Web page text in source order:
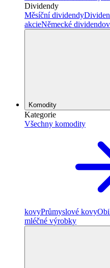
Dividendy
Měsíční dividendy
akcieNěmecké
Komodity
Kategorie
Všechny komodity
kovyPrůmyslové kovy
mléčné výrobky